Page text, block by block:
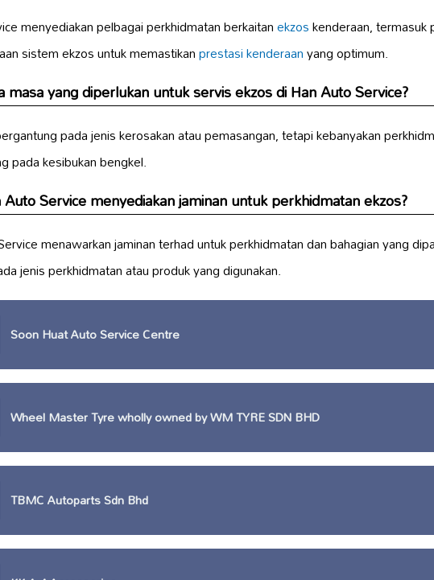
menyediakan pelbagai perkhidmatan berkaitanekzoskenderaan, termasuk
sistem ekzos untuk memastikanprestasi kenderaanyang optimum.
masa yang diperlukan untuk servis ekzos di Han Auto Service?
pada jenis kerosakan atau pemasangan, tetapi kebanyakan
pada kesibukan bengkel.
Service menyediakan jaminan untuk perkhidmatan ekzos?
menawarkan jaminan terhad untuk perkhidmatan dan bahagian yang
jenis perkhidmatan atau produk yang digunakan.
Soon Huat Auto Service Centre
Wheel Master Tyre wholly owned by WM TYRE SDN BHD
TBMC Autoparts Sdn Bhd